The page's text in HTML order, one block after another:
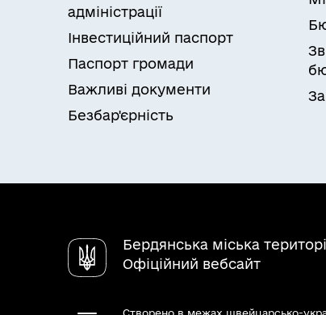
адміністрації
Інвестиційний паспорт
Паспорт громади
Важливі документи
Безбар'єрність
Бердянська міська
Офіційний вебсайт
Створено в межах швейцарсько-